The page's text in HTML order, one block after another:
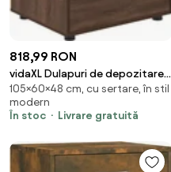
818,99 RON
vidaXL Dulapuri de depozitare 2
pcs Stejar închis 60 x 48 x 105
cm
105×60×48 cm, cu sertare, în stil
modern
În stoc
Livrare gratuită